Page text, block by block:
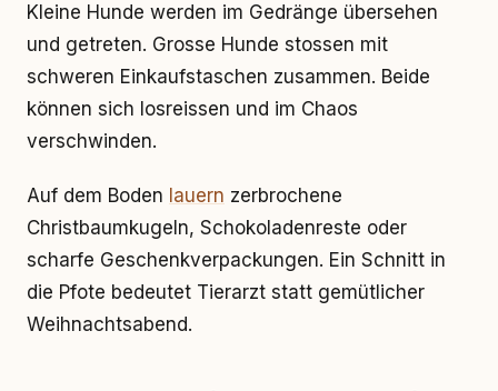
Kleine Hunde werden im Gedränge übersehen
und getreten. Grosse Hunde stossen mit
schweren Einkaufstaschen zusammen. Beide
können sich losreissen und im Chaos
verschwinden.
Auf dem Boden lauern zerbrochene
Christbaumkugeln, Schokoladenreste oder
scharfe Geschenkverpackungen. Ein Schnitt in
die Pfote bedeutet Tierarzt statt gemütlicher
Weihnachtsabend.